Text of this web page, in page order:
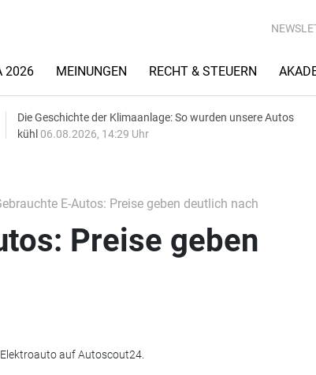
2026 MEINUNGEN RECHT & STEUERN
Die Geschichte der Klimaanlage: So wurden unsere Autos
kühl 06.08.2026, 14:29 Uhr
E-Autos: Preise geben deutlich nach
Preise geben
auf Autoscout24.